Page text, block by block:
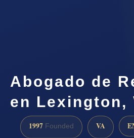
Abogado de
en Lexington,
1997 Founded VA